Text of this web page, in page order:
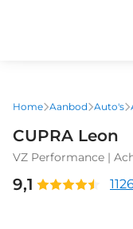
gaan
Home Aanbod Auto's
CUPRA Leon
VZ Performance |
CarPlay™, Android
9,1